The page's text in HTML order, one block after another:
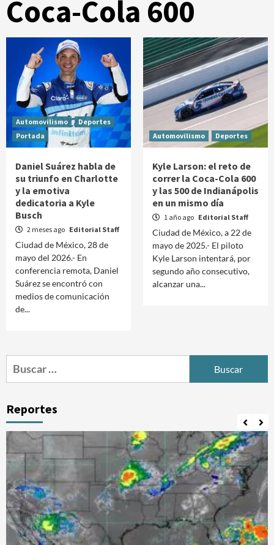
Coca-Cola 600
Automovilismo
Deportes
Portada
Daniel Suárez habla de
su triunfo en Charlotte
y la emotiva
dedicatoria a Kyle
Busch
2 meses ago Editorial Staff
Ciudad de México, 28 de
mayo del 2026.- En
conferencia remota, Daniel
Suárez se encontró con
medios de comunicación
de...
Automovilismo Deportes
Kyle Larson: el reto de
correr la Coca-Cola 600
y las 500 de Indianápolis
en un mismo día
1 año ago Editorial Staff
Ciudad de México, a 22 de
mayo de 2025.- El piloto
Kyle Larson intentará, por
segundo año consecutivo,
alcanzar una...
Buscar:
Reportes